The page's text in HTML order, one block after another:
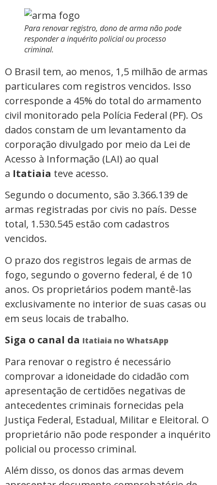
Para renovar registro, dono de arma não pode
responder a inquérito policial ou processo
criminal.
O Brasil tem, ao menos, 1,5 milhão de armas
particulares com registros vencidos. Isso
corresponde a 45% do total do armamento
civil monitorado pela Polícia Federal (PF). Os
dados constam de um levantamento da
corporação divulgado por meio da Lei de
Acesso à Informação (LAI) ao qual
a Itatiaia teve acesso.
Segundo o documento, são 3.366.139 de
armas registradas por civis no país. Desse
total, 1.530.545 estão com cadastros
vencidos.
O prazo dos registros legais de armas de
fogo, segundo o governo federal, é de 10
anos. Os proprietários podem mantê-las
exclusivamente no interior de suas casas ou
em seus locais de trabalho.
Siga o canal da Itatiaia no WhatsApp
Para renovar o registro é necessário
comprovar a idoneidade do cidadão com
apresentação de certidões negativas de
antecedentes criminais fornecidas pela
Justiça Federal, Estadual, Militar e Eleitoral. O
proprietário não pode responder a inquérito
policial ou processo criminal.
Além disso, os donos das armas devem